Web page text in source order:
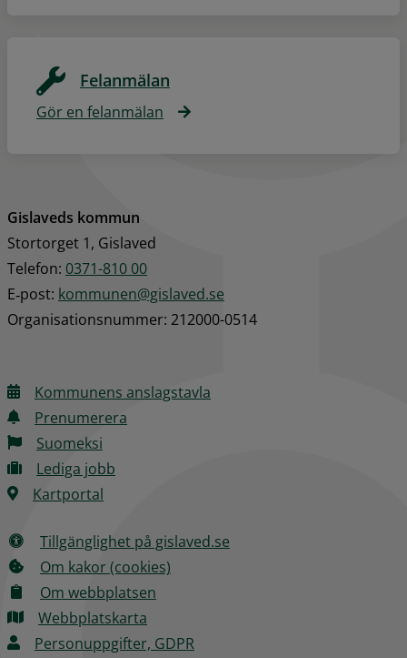
Felanmälan
Gör en felanmälan
Gislaveds kommun
Stortorget 1, Gislaved
Telefon: 0371-810 00
E‑post: kommunen@gislaved.se
Organisationsnummer: 212000-0514
Kommunens anslagstavla
Prenumerera
Suomeksi
Lediga jobb
Kartportal
Tillgänglighet på gislaved.se
Om kakor (cookies)
Om webbplatsen
Webbplatskarta
Personuppgifter, GDPR